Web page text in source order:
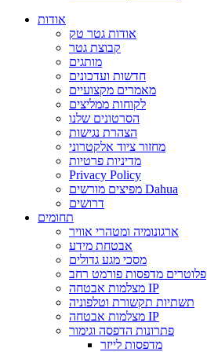
אודות
אודות גטר טק
קבוצת גטר
מותגים
חדשות ועדכונים
מאמרים מקצועיים
לקוחות ממליצים
הסרטונים שלנו
הצהרת נגישות
מחזור ציוד אלקטרוני
מדיניות פרטיות
Privacy Policy
מפיצים מורשים Dahua
דרושים
תחומים
ארגונומיה ומטהרי אוויר
אבטחת מידע
מסכי מגע גדולים
פלוטרים מדפסות פורמט רחב
מצלמות אבטחה IP
תשתיות תקשורת וטלפוניה
מצלמות אבטחה IP
פתרונות הדפסה וגימור
מדפסות לייזר